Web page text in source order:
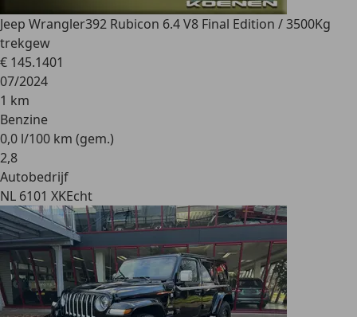
Jeep Wrangler392 Rubicon 6.4 V8 Final Edition / 3500Kg
trekgew
€ 145.1401
07/2024
1 km
Benzine
0,0 l/100 km (gem.)
2,8
Autobedrijf
NL 6101 XKEcht